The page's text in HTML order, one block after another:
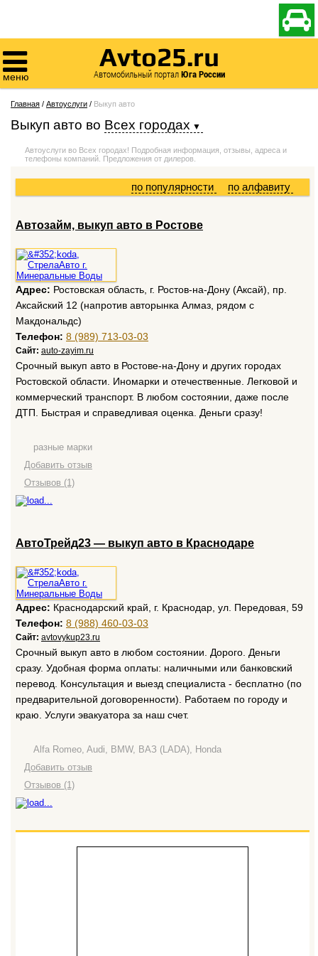


меню
Avto25.ru
Автомобильный порталЮга России
Главная / Автоуслуги / Выкуп авто
Выкуп авто во Всех городах
Автоуслуги во Всех городах! Подробная информация, отзывы, адреса и
телефоны компаний. Предложения от дилеров.
по алфавиту
по популярности
Автозайм, выкуп авто в Ростове
Адрес: Ростовская область, г. Ростов-на-Дону (Аксай), пр.
Аксайский 12 (напротив авторынка Алмаз, рядом с
Макдональдс)
Телефон: 8 (989) 713-03-03
Сайт: auto-zayim.ru
Срочный выкуп авто в Ростове-на-Дону и других городах
Ростовской области. Иномарки и отечественные. Легковой и
коммерческий транспорт. В любом состоянии, даже после
ДТП. Быстрая и справедливая оценка. Деньги сразу!
разные марки
Добавить отзыв
Отзывов (1)
АвтоТрейд23 — выкуп авто в Краснодаре
Адрес: Краснодарский край, г. Краснодар, ул. Передовая, 59
Телефон: 8 (988) 460-03-03
Сайт: avtovykup23.ru
Срочный выкуп авто в любом состоянии. Дорого. Деньги
сразу. Удобная форма оплаты: наличными или банковский
перевод. Консультация и выезд специалиста - бесплатно (по
предварительной договоренности). Работаем по городу и
краю. Услуги эвакуатора за наш счет.
Alfa Romeo, Audi, BMW, ВАЗ (LADA), Honda
Добавить отзыв
Отзывов (1)